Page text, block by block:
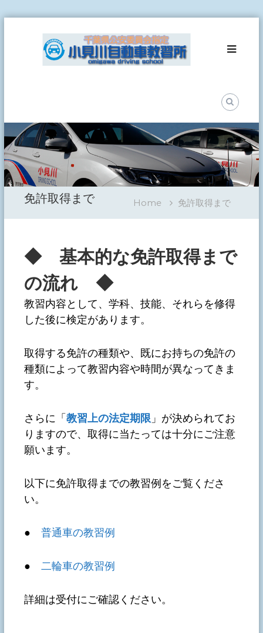
content
習
所
事
故
ゼ
ロ
を
指
免許取得まで Home 免許取得まで
◆ 基本的な免許取得まで
の流れ ◆
教習内容として、学科、技能、それらを修得
した後に検定があります。
取得する免許の種類や、既にお持ちの免許の
種類によって教習内容や時間が異なってきま
す。
さらに「教習上の法定期限 」が決められてお
りますので、取得に当たっては十分にご注意
願います。
以下に免許取得までの教習例をご覧くださ
い。
●普通車の教習例
●二輪車の教習例
詳細は受付にご確認ください。